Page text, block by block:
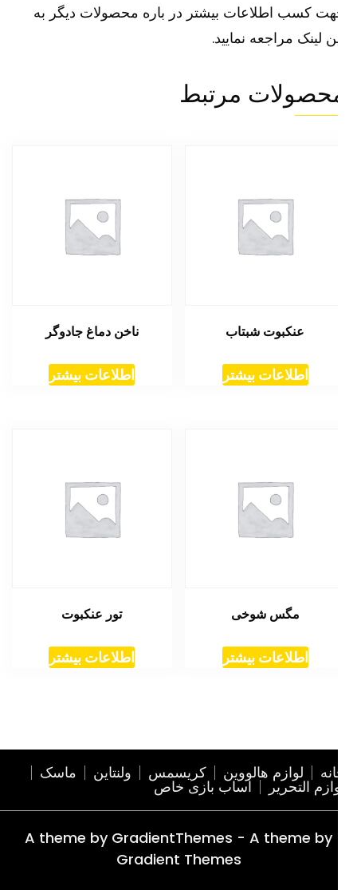
کسب اطلاعات بیشتر در باره محصولات دیگر به
لینکمراجعه نمایید.
مرتبط
عنکبوت شبتاب
اطلاعات بیشتر
ناخن دماغ جادوگر
اطلاعات بیشتر
مگس شوخی
اطلاعات بیشتر
تور عنکبوت
اطلاعات بیشتر
لوازم هالووین کریسمس ولنتاین ماسک
التحریر اساب بازی خاص
A theme by GradientThemes - A theme by
Gradient Themes